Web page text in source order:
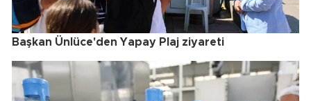
Başkan Ünlüce'den Yapay Plaj ziyareti